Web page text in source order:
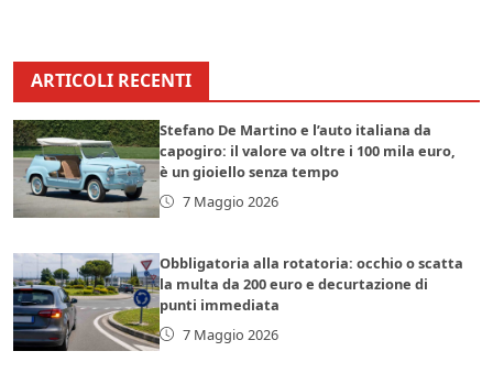
ARTICOLI RECENTI
Stefano De Martino e l’auto italiana da
capogiro: il valore va oltre i 100 mila euro,
è un gioiello senza tempo
7 Maggio 2026
Obbligatoria alla rotatoria: occhio o scatta
la multa da 200 euro e decurtazione di
punti immediata
7 Maggio 2026